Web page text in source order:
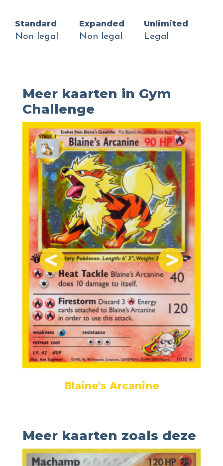
Standard
Non legal
Expanded
Non legal
Unlimited
Legal
Meer kaarten in Gym
Challenge
Blaine's Arcanine
Meer kaarten zoals deze